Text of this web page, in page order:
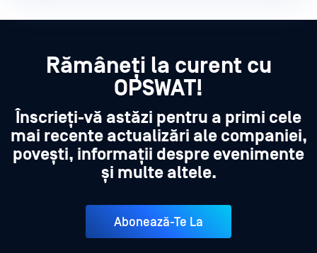
Rămâneți la curent cu
OPSWAT!
Înscrieți-vă astăzi pentru a primi cele
mai recente actualizări ale companiei,
povești, informații despre evenimente
și multe altele.
Abonează-Te La